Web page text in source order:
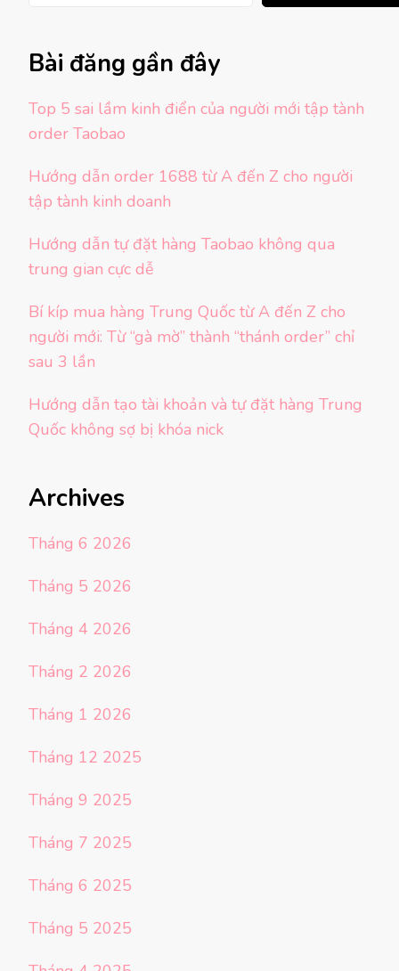
Bài đăng gần đây
Top 5 sai lầm kinh điển của người mới tập tành
order Taobao
Hướng dẫn order 1688 từ A đến Z cho người
tập tành kinh doanh
Hướng dẫn tự đặt hàng Taobao không qua
trung gian cực dễ
Bí kíp mua hàng Trung Quốc từ A đến Z cho
người mới: Từ “gà mờ” thành “thánh order” chỉ
sau 3 lần
Hướng dẫn tạo tài khoản và tự đặt hàng Trung
Quốc không sợ bị khóa nick
Archives
Tháng 6 2026
Tháng 5 2026
Tháng 4 2026
Tháng 2 2026
Tháng 1 2026
Tháng 12 2025
Tháng 9 2025
Tháng 7 2025
Tháng 6 2025
Tháng 5 2025